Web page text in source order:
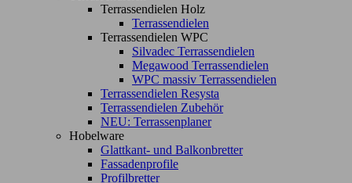
Terrassendielen Holz
Terrassendielen
Terrassendielen WPC
Silvadec Terrassendielen
Megawood Terrassendielen
WPC massiv Terrassendielen
Terrassendielen Resysta
Terrassendielen Zubehör
NEU: Terrassenplaner
Hobelware
Glattkant- und Balkonbretter
Fassadenprofile
Profilbretter